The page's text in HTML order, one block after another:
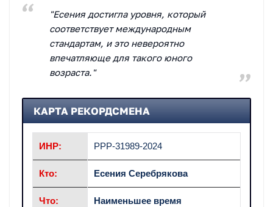
"Есения достигла уровня, который
соответствует международным
стандартам, и это невероятно
впечатляюще для такого юного
возраста."
КАРТА РЕКОРДСМЕНА
ИНР: РРР-31989-2024
Кто: Есения Серебрякова
Что:
Наименьшее время